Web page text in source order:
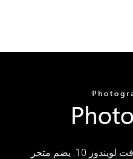
برامج مجانية من مايكروسوفت لويندوز 10. يضم متجر